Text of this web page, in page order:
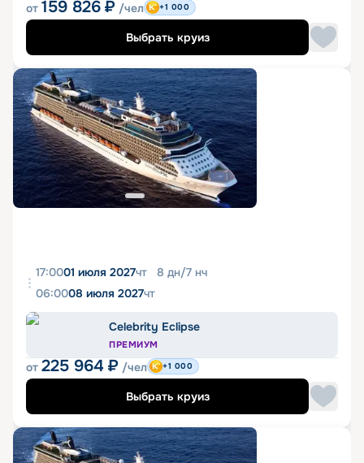
от 159 826 ₽ /чел +1 000
Выбрать круиз
17:0001 июля 2027чт 8 дн/7 нч
06:0008 июля 2027чт
Celebrity Eclipse
ПРЕМИУМ
от 225 964 ₽ /чел +1 000
Выбрать круиз